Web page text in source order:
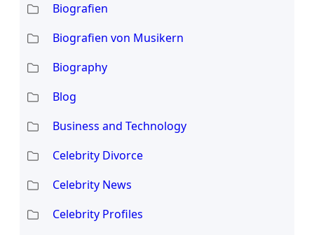
Biografien
Biografien von Musikern
Biography
Blog
Business and Technology
Celebrity Divorce
Celebrity News
Celebrity Profiles